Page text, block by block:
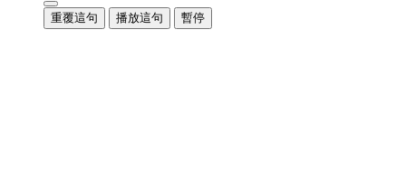
重覆這句 播放這句 暫停